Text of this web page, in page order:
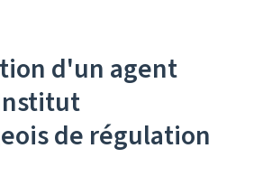
d'un agent
de régulation